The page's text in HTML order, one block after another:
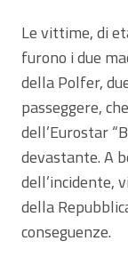
Le vittime, di
furono i due
della Polfer,
passeggere,
dell’Eurostar
devastante. A
dell’incidente,
della
conseguenze.